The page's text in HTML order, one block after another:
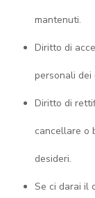
mantenuti.
Diritto di
personali dei
Diritto di
cancellare o
desideri.
Se ci darai il